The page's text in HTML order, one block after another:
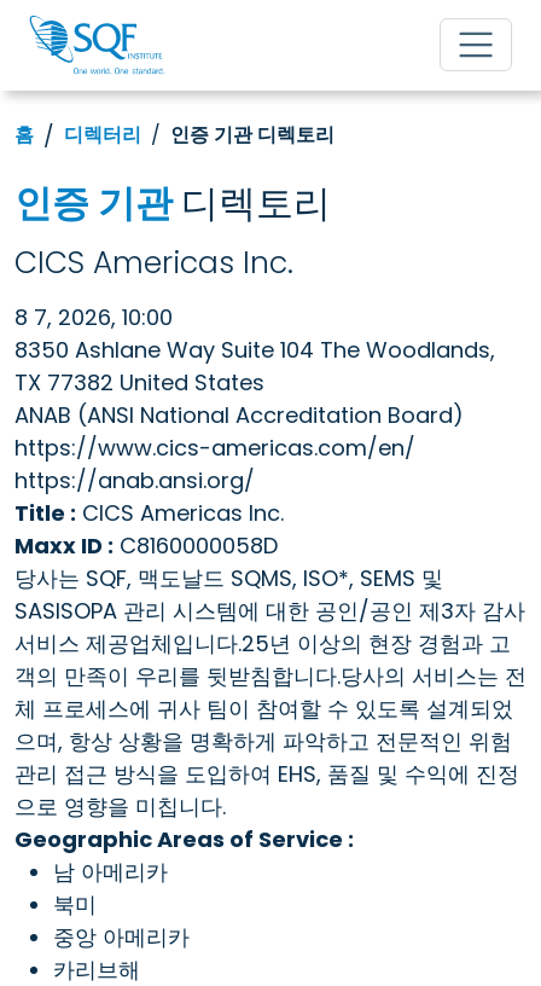
홈 디렉터리 인증 기관 디렉토리
인증 기관디렉토리
CICS Americas Inc.
8 7, 2026, 10:00
8350 Ashlane Way Suite 104 The Woodlands,
TX 77382 United States
ANAB (ANSI National Accreditation Board)
https://www.cics-americas.com/en/
https://anab.ansi.org/
Title : CICS Americas Inc.
Maxx ID : C8160000058D
당사는 SQF, 맥도날드 SQMS, ISO*, SEMS 및
SASISOPA 관리 시스템에 대한 공인/공인 제3자 감사
서비스 제공업체입니다.25년 이상의 현장 경험과 고
객의 만족이 우리를 뒷받침합니다.당사의 서비스는 전
체 프로세스에 귀사 팀이 참여할 수 있도록 설계되었
으며, 항상 상황을 명확하게 파악하고 전문적인 위험
관리 접근 방식을 도입하여 EHS, 품질 및 수익에 진정
으로 영향을 미칩니다.
Geographic Areas of Service :
남 아메리카
북미
중앙 아메리카
카리브해